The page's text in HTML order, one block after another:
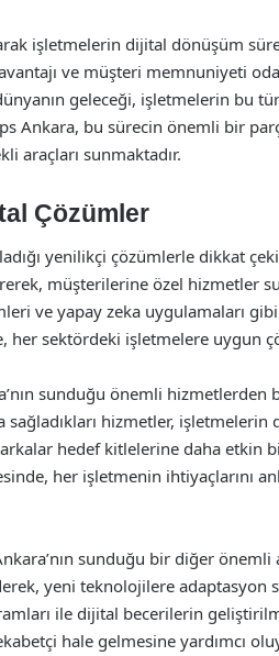
işletmelerin dijital dönüşüm
ve müşteri memnuniyeti
geleceği, işletmelerin bu
Ankara, bu sürecin önemli bir
araçları sunmaktadır.
Çözümler
yenilikçi çözümlerle dikkat
müşterilerine özel hizmetler
ve yapay zeka uygulamaları
her sektördeki işletmelere uygun
sunduğu önemli hizmetlerden
hizmetler,
hedef kitlelerine daha etkin
her işletmenin ihtiyaçlarını
sunduğu bir diğer
yeni teknolojilere adaptasyon
ile dijital becerilerin
hale gelmesine yardımcı